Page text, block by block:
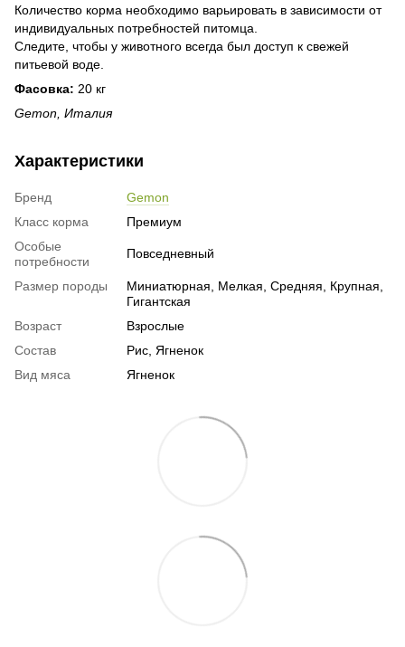
Количество корма необходимо варьировать в зависимости от
индивидуальных потребностей питомца.
Следите, чтобы у животного всегда был доступ к свежей
питьевой воде.
Фасовка: 20 кг
Gemon, Италия
Характеристики
Бренд
Gemon
Класс корма
Премиум
Особые
потребности
Повседневный
Размер породы
Миниатюрная, Мелкая, Средняя, Крупная,
Гигантская
Возраст
Взрослые
Состав
Рис, Ягненок
Вид мяса
Ягненок